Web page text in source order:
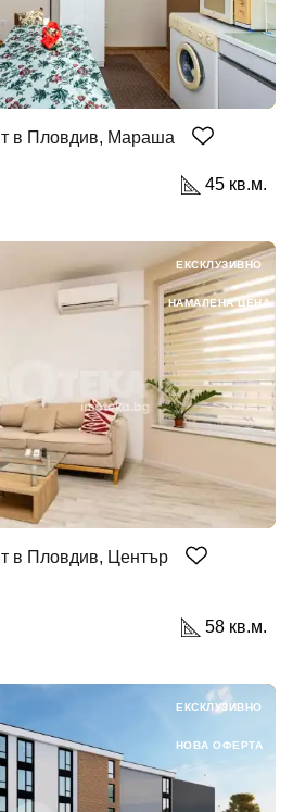
в Пловдив, Мараша
45 кв.м.
в Пловдив, Център
58 кв.м.
ЕКСКЛУЗИВНО
НАМАЛЕНА ЦЕНА
ЕКСКЛУЗИВНО
НОВА ОФЕРТА